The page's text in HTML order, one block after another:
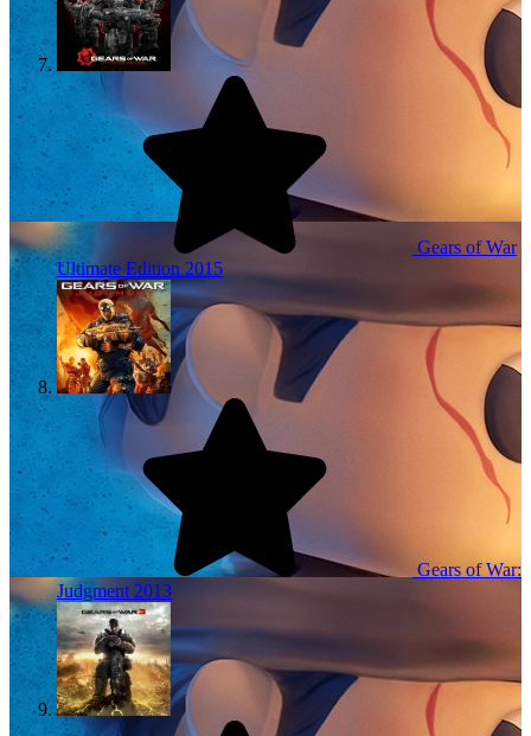
Gears of War
Ultimate Edition2015
Gears of War:
Judgment 2013